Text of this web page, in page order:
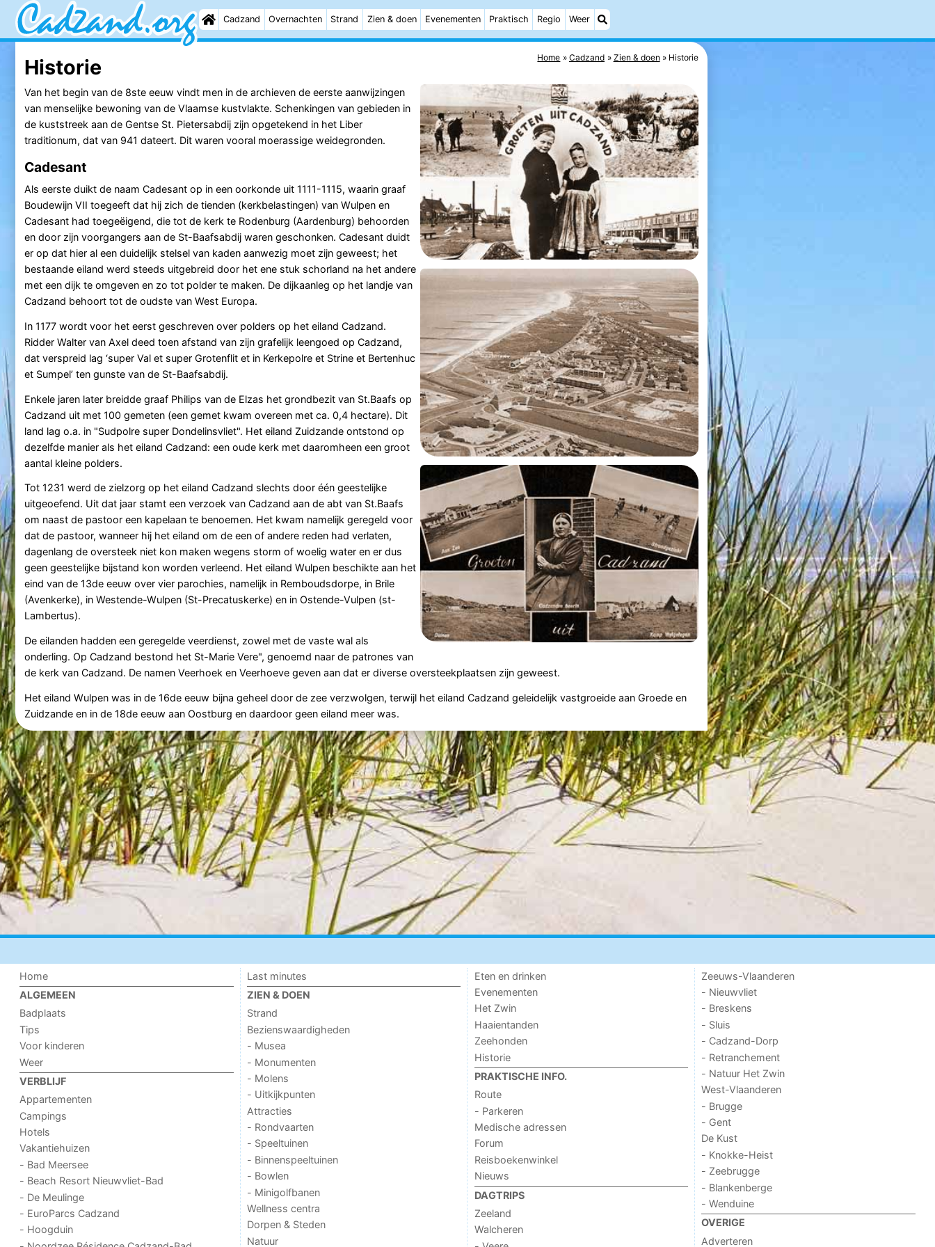
Cadzand Overnachten Strand Zien & doen Evenementen Praktisch Regio Weer
Home Cadzand Zien & doen Historie
Historie
Van het begin van de 8ste eeuw vindt men in de archieven de eerste aanwijzingen
van menselijke bewoning van de Vlaamse kustvlakte. Schenkingen van gebieden in
de kuststreek aan de Gentse St. Pietersabdij zijn opgetekend in het Liber
traditionum, dat van 941 dateert. Dit waren vooral moerassige weidegronden.
Cadesant
Als eerste duikt de naam Cadesant op in een oorkonde uit 1111-1115, waarin graaf
Boudewijn VII toegeeft dat hij zich de tienden (kerkbelastingen) van Wulpen en
Cadesant had toegeëigend, die tot de kerk te Rodenburg (Aardenburg) behoorden
en door zijn voorgangers aan de St-Baafsabdij waren geschonken. Cadesant duidt
er op dat hier al een duidelijk stelsel van kaden aanwezig moet zijn geweest; het
bestaande eiland werd steeds uitgebreid door het ene stuk schorland na het andere
met een dijk te omgeven en zo tot polder te maken. De dijkaanleg op het landje van
Cadzand behoort tot de oudste van West Europa.
In 1177 wordt voor het eerst geschreven over polders op het eiland Cadzand.
Ridder Walter van Axel deed toen afstand van zijn grafelijk leengoed op Cadzand,
dat verspreid lag ‘super Val et super Grotenflit et in Kerkepolre et Strine et Bertenhuc
et Sumpel’ ten gunste van de St-Baafsabdij.
Enkele jaren later breidde graaf Philips van de Elzas het grondbezit van St.Baafs op
Cadzand uit met 100 gemeten (een gemet kwam overeen met ca. 0,4 hectare). Dit
land lag o.a. in "Sudpolre super Dondelinsvliet". Het eiland Zuidzande ontstond op
dezelfde manier als het eiland Cadzand: een oude kerk met daaromheen een groot
aantal kleine polders.
Tot 1231 werd de zielzorg op het eiland Cadzand slechts door één geestelijke
uitgeoefend. Uit dat jaar stamt een verzoek van Cadzand aan de abt van St.Baafs
om naast de pastoor een kapelaan te benoemen. Het kwam namelijk geregeld voor
dat de pastoor, wanneer hij het eiland om de een of andere reden had verlaten,
dagenlang de oversteek niet kon maken wegens storm of woelig water en er dus
geen geestelijke bijstand kon worden verleend. Het eiland Wulpen beschikte aan het
eind van de 13de eeuw over vier parochies, namelijk in Remboudsdorpe, in Brile
(Avenkerke), in Westende-Wulpen (St-Precatuskerke) en in Ostende-Vulpen (st-
Lambertus).
De eilanden hadden een geregelde veerdienst, zowel met de vaste wal als
onderling. Op Cadzand bestond het St-Marie Vere", genoemd naar de patrones van
de kerk van Cadzand. De namen Veerhoek en Veerhoeve geven aan dat er diverse oversteekplaatsen zijn geweest.
Het eiland Wulpen was in de 16de eeuw bijna geheel door de zee verzwolgen, terwijl het eiland Cadzand geleidelijk vastgroeide aan Groede en
Zuidzande en in de 18de eeuw aan Oostburg en daardoor geen eiland meer was.
Home
ALGEMEEN
Badplaats
Tips
Voor kinderen
Weer
VERBLIJF
Appartementen
Campings
Hotels
Vakantiehuizen
- Bad Meersee
- Beach Resort Nieuwvliet-Bad
- De Meulinge
- EuroParcs Cadzand
- Hoogduin
Last minutes
ZIEN & DOEN
Strand
Bezienswaardigheden
- Musea
- Monumenten
- Molens
- Uitkijkpunten
Attracties
- Rondvaarten
- Speeltuinen
- Binnenspeeltuinen
- Bowlen
- Minigolfbanen
Wellness centra
Dorpen & Steden
Natuur
Eten en drinken
Evenementen
Het Zwin
Haaientanden
Zeehonden
Historie
PRAKTISCHE INFO.
Route
- Parkeren
Medische adressen
Forum
Reisboekenwinkel
Nieuws
DAGTRIPS
Zeeland
Walcheren
Zeeuws-Vlaanderen
- Nieuwvliet
- Breskens
- Sluis
- Cadzand-Dorp
- Retranchement
- Natuur Het Zwin
West-Vlaanderen
- Brugge
- Gent
De Kust
- Knokke-Heist
- Zeebrugge
- Blankenberge
- Wenduine
OVERIGE
Adverteren